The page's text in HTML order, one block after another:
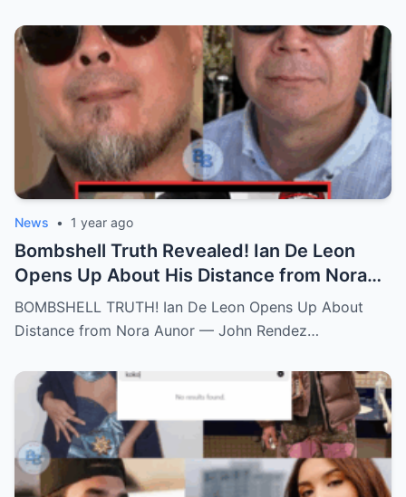
News • 1 year ago
Bombshell Truth Revealed! Ian De Leon
Opens Up About His Distance from Nora
Aunor – John Rendez Accused of Causing
an Irreparable Rift in the Family!
BOMBSHELL TRUTH! Ian De Leon Opens Up About
Distance from Nora Aunor — John Rendez…